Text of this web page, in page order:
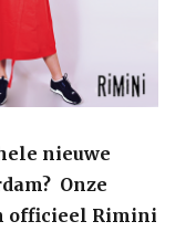
nieuwe
Onze
officieel Rimini